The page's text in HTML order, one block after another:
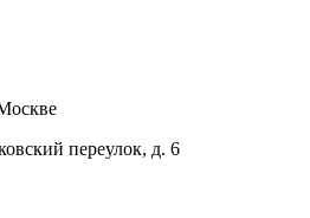
переулок, д. 6